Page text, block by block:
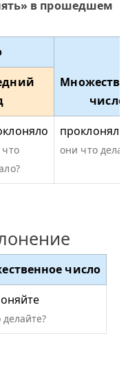
в прошедшем
число
проклоняли
они что
число